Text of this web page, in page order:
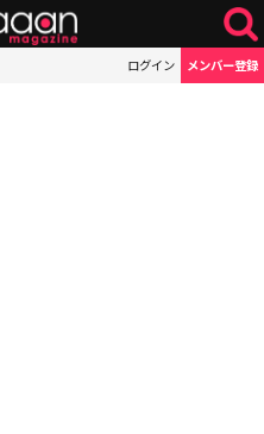
ログイン メンバー登録